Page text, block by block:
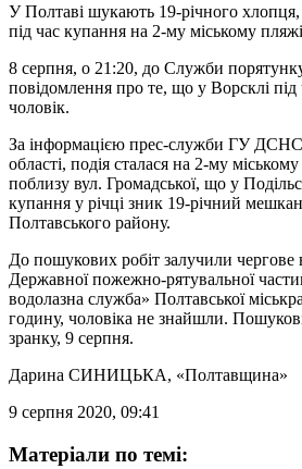
У Полтаві шукають 19-річного
під час купання на 2-му міському пляжі
8 серпня, о 21:20, до Служби
повідомлення про те, що у Ворсклі
чоловік.
За інформацією прес-служби ГУ ДСНС
області, подія сталася на 2-му
поблизу вул. Громадської, що у
купання у річці зник 19-річний
Полтавського району.
До пошукових робіт залучили чергове
Державної пожежно-рятувальної
водолазна служба» Полтавської
годину, чоловіка не знайшли.
зранку, 9 серпня.
Дарина СИНИЦЬКА, «Полтавщина»
9 серпня 2020, 09:41
Матеріали по темі: